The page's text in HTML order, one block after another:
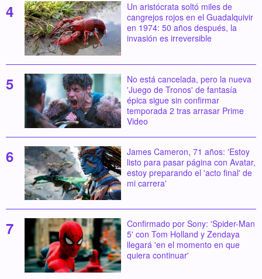
Un aristócrata soltó miles de
cangrejos rojos en el Guadalquivir
en 1974: 50 años después, la
invasión es irreversible
No está cancelada, pero la nueva
'Juego de Tronos' de fantasía
épica sigue sin confirmar
temporada 2 tras arrasar Prime
Video
James Cameron, 71 años: 'Estoy
listo para pasar página con Avatar,
estoy preparando el 'acto final' de
mi carrera'
Confirmado por Sony: 'Spider-Man
5' con Tom Holland y Zendaya
llegará 'en el momento en que
quiera continuar'